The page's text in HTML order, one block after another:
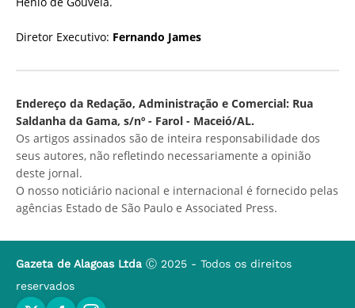
Diretor Executivo: Fernando James
Endereço da Redação, Administração e Comercial: Rua
Saldanha da Gama, s/nº - Farol - Maceió/AL.
Os artigos assinados são de inteira responsabilidade dos
seus autores, não refletindo necessariamente a opinião
deste jornal.
O nosso noticiário nacional e internacional é fornecido pelas
agências Estado de São Paulo e Associated Press.
Gazeta de Alagoas Ltda Ⓒ 2025 - Todos os direitos
reservados